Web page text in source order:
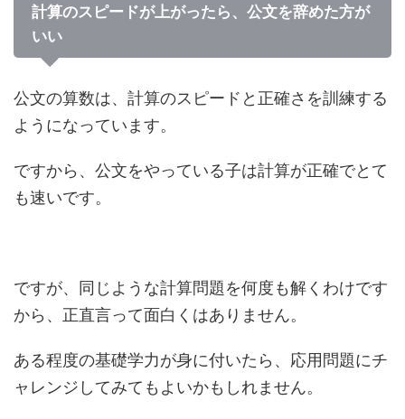
計算のスピードが上がったら、公文を辞めた方が
いい
公文の算数は、計算のスピードと正確さを訓練する
ようになっています。
ですから、公文をやっている子は計算が正確でとて
も速いです。
ですが、同じような計算問題を何度も解くわけです
から、正直言って面白くはありません。
ある程度の基礎学力が身に付いたら、応用問題にチ
ャレンジしてみてもよいかもしれません。